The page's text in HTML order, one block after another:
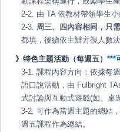
2-2. 由 TA 依教材帶領學生小
2-3. 周三、四內容相同，只
都填，後續依主辦方視人數決
》特色主題活動（每週五） ***
3-1. 課程內容方向：依據每
語口說活動，由 Fulbright
式討論與互動式遊戲(如、桌
3-2. 可作為當週主題的總結
週五課程作為總結。